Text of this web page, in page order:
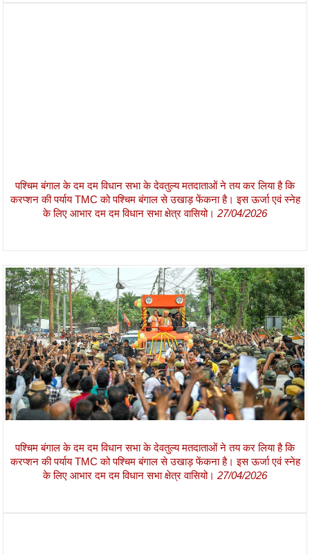
पश्चिम बंगाल के दम दम विधान सभा के देवतुल्य मतदाताओं ने तय कर लिया है कि
करप्शन की पर्याय TMC को पश्चिम बंगाल से उखाड़ फेंकना है। इस ऊर्जा एवं स्नेह
के लिए आभार दम दम विधान सभा क्षेत्र वासियो। 27/04/2026
पश्चिम बंगाल के दम दम विधान सभा के देवतुल्य मतदाताओं ने तय कर लिया है कि
करप्शन की पर्याय TMC को पश्चिम बंगाल से उखाड़ फेंकना है। इस ऊर्जा एवं स्नेह
के लिए आभार दम दम विधान सभा क्षेत्र वासियो। 27/04/2026